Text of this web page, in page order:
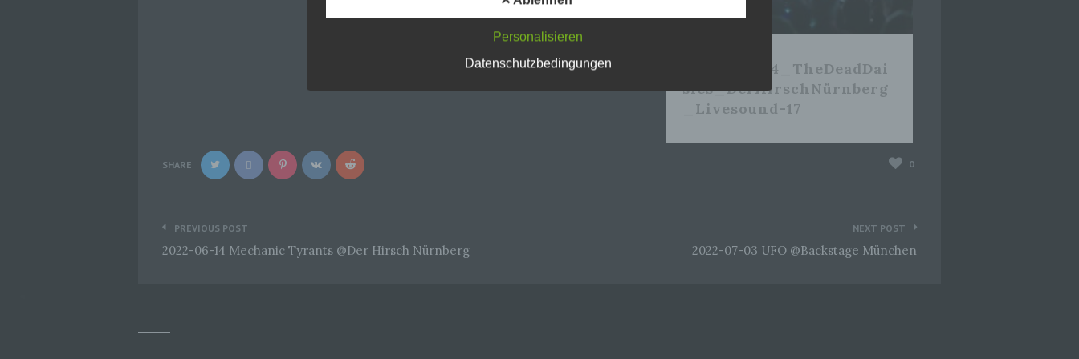
2022_06_14_TheDeadDai
sies_DerHirschNürnberg
_Livesound-17
SHARE 0
Beitragsnavigation
PREVIOUS POST
2022-06-14 Mechanic Tyrants @Der Hirsch Nürnberg
NEXT POST
2022-07-03 UFO @Backstage München
Verantwortlichen verarbeitet werden.
Verarbeitung ist jeder mit oder ohne Hilfe automatisierter Verfahren
ausgeführte Vorgang oder jede solche Vorgangsreihe im Zusammenhang
mit personenbezogenen Daten wie das Erheben, das Erfassen, die
Veränderung, das Auslesen, das Abfragen, die Verwendung, die
Offenlegung durch Übermittlung, Verbreitung oder eine andere Form der
Bereitstellung, den Abgleich oder die Verknüpfung, die Einschränkung, das
Personalisieren
Datenschutzbedingungen